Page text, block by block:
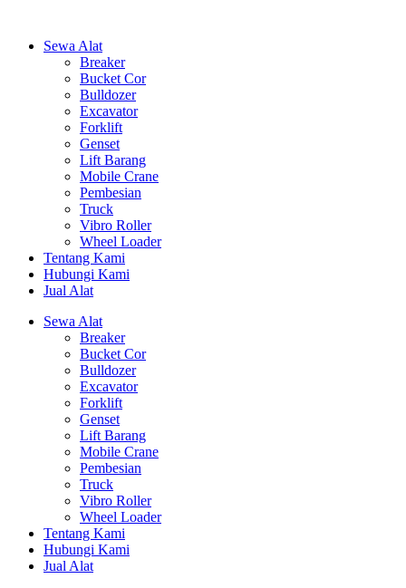
Sewa Alat
Breaker
Bucket Cor
Bulldozer
Excavator
Forklift
Genset
Lift Barang
Mobile Crane
Pembesian
Truck
Vibro Roller
Wheel Loader
Tentang Kami
Hubungi Kami
Jual Alat
Sewa Alat
Breaker
Bucket Cor
Bulldozer
Excavator
Forklift
Genset
Lift Barang
Mobile Crane
Pembesian
Truck
Vibro Roller
Wheel Loader
Tentang Kami
Hubungi Kami
Jual Alat